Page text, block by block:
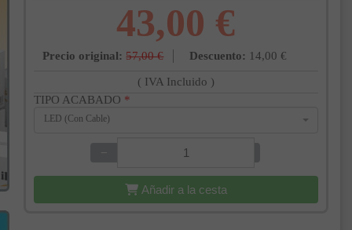
43,00 €
Precio original: 57,00 € Descuento: 14,00 €
( IVA Incluido )
TIPO ACABADO *
LED (Con Cable)
−
Añadir a la cesta